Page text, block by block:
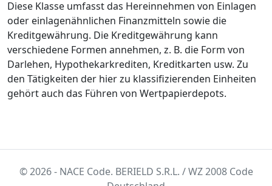
Diese Klasse umfasst das Hereinnehmen von Einlagen
oder einlagenähnlichen Finanzmitteln sowie die
Kreditgewährung. Die Kreditgewährung kann
verschiedene Formen annehmen, z. B. die Form von
Darlehen, Hypothekarkrediten, Kreditkarten usw. Zu
den Tätigkeiten der hier zu klassifizierenden Einheiten
gehört auch das Führen von Wertpapierdepots.
© 2026 - NACE Code. BERIELD S.R.L. / WZ 2008 Code